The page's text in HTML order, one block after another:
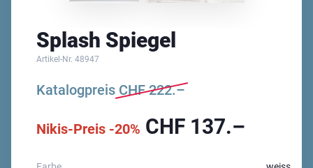
Splash Spiegel
Artikel-Nr. 48947
Katalogpreis CHF222.–
Nikis-Preis -20% CHF 137.–